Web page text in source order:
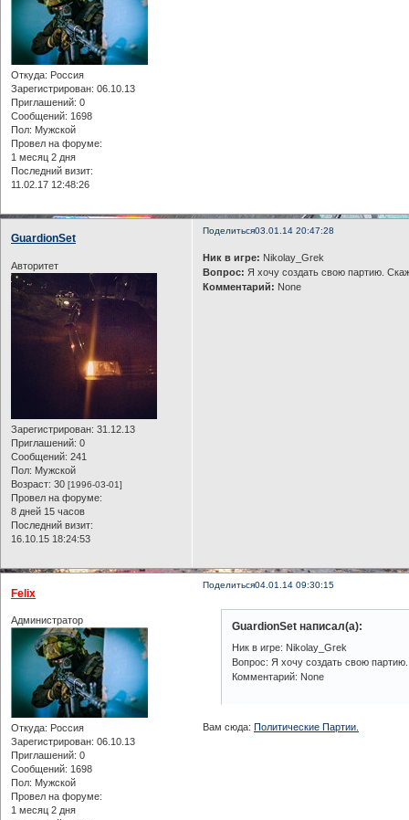
Откуда: Россия
Зарегистрирован: 06.10.13
Приглашений: 0
Сообщений: 1698
Пол: Мужской
Провел на форуме:
1 месяц 2 дня
Последний визит:
11.02.17 12:48:26
Поделиться03.01.14 20:47:28
GuardionSet
Авторитет
Зарегистрирован: 31.12.13
Приглашений: 0
Сообщений: 241
Пол: Мужской
Возраст: 30 [1996-03-01]
Провел на форуме:
8 дней 15 часов
Последний визит:
16.10.15 18:24:53
Ник в игре: Nikolay_Grek
Вопрос: Я хочу создать свою партию.
Комментарий: None
Поделиться04.01.14 09:30:15
Felix
Администратор
Откуда: Россия
Зарегистрирован: 06.10.13
Приглашений: 0
Сообщений: 1698
Пол: Мужской
Провел на форуме:
1 месяц 2 дня
GuardionSet написал(а):
Ник в игре: Nikolay_Grek
Вопрос: Я хочу создать свою
Комментарий: None
Вам сюда:Политические Партии.